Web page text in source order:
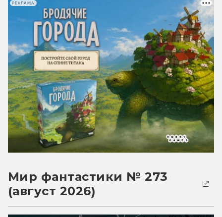
РЕКЛАМА
Мир фантастики № 273
(август 2026)